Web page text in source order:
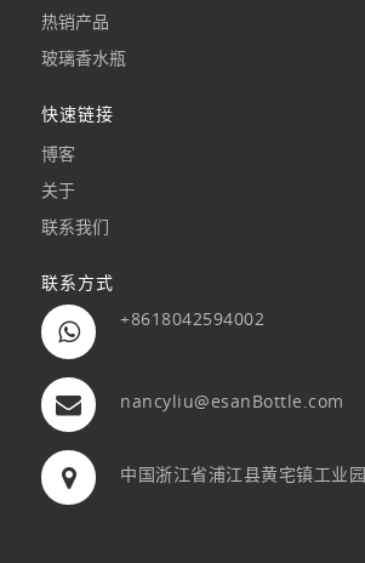
热销产品
玻璃香水瓶
快速链接
博客
关于
联系我们
联系方式
+8618042594002
nancyliu@esanBottle.com
中国浙江省浦江县黄宅镇工业